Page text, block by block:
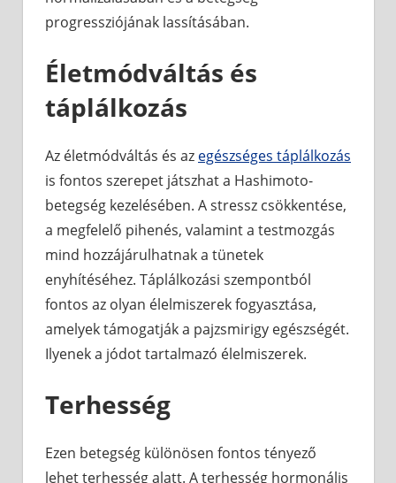
progressziójának lassításában.
Életmódváltás és
táplálkozás
Az életmódváltás és az egészséges táplálkozás
is fontos szerepet játszhat a Hashimoto-
betegség kezelésében. A stressz csökkentése,
a megfelelő pihenés, valamint a testmozgás
mind hozzájárulhatnak a tünetek
enyhítéséhez. Táplálkozási szempontból
fontos az olyan élelmiszerek fogyasztása,
amelyek támogatják a pajzsmirigy egészségét.
Ilyenek a jódot tartalmazó élelmiszerek.
Terhesség
Ezen betegség különösen fontos tényező
lehet terhesség alatt. A terhesség hormonális